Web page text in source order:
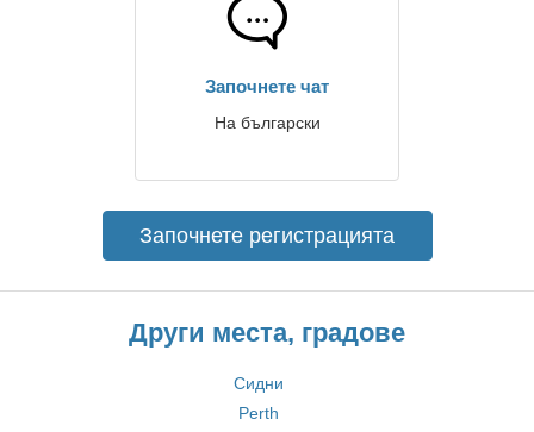
Започнете чат
На български
Започнете регистрацията
Други места, градове
Сидни
Perth